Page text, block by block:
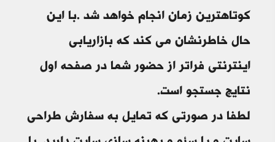
کوتاهترین زمان انجام خواهد شد .با این
حال خاطرنشان می کند که بازاریابی
اینترنتی فراتر از حضور شما در صفحه اول
نتایج جستجو است.
لطفا در صورتی که تمایل به سفارش طراحی